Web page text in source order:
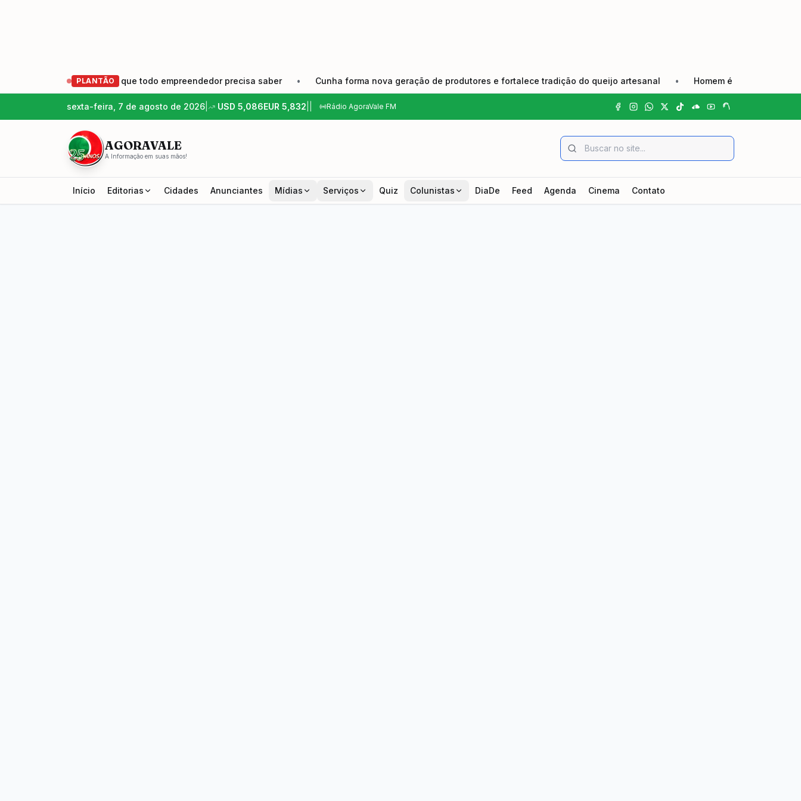
PLANTÃO
e Crescer: o que todo empreendedor precisa saber • Cunha forma nova geração de produtores e fortalece tradição do queijo artesanal • Homem é preso em flagrante por
sexta-feira, 7 de agosto de 2026 USD 5,086EUR 5,832 Rádio AgoraVale FM
AGORAVALE
A Informação em suas mãos!
Início Editorias Cidades Anunciantes Mídias Serviços Quiz Colunistas DiaDe Feed Agenda Cinema Contato